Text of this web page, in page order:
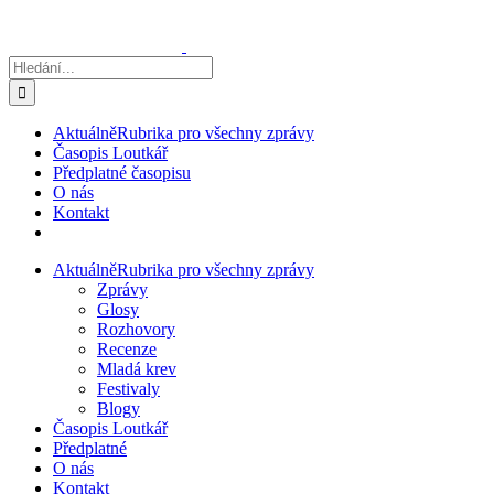
obsah
Hledat:
AktuálněRubrika pro všechny zprávy
Časopis Loutkář
Předplatné časopisu
O nás
Kontakt
AktuálněRubrika pro všechny zprávy
Zprávy
Glosy
Rozhovory
Recenze
Mladá krev
Festivaly
Blogy
Časopis Loutkář
Předplatné
O nás
Kontakt